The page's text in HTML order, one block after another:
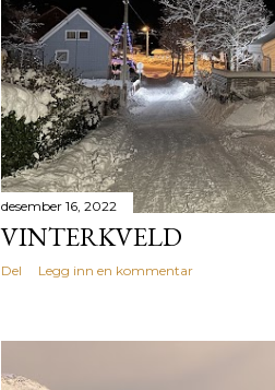
g
desember 16, 2022
VINTERKVELD
Del Legg inn en kommentar